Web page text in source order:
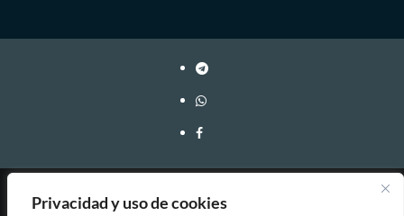
Privacidad y uso de cookies
Webmaster: EA7FY Copyleft, 2023-2026